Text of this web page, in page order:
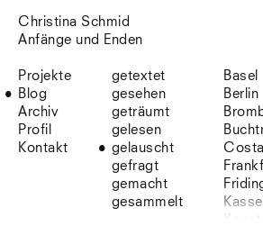
Christina Schmid
Anfänge und Enden
Projekte
Blog
Archiv
Profil
Kontakt
getextet
gesehen
geträumt
gelesen
gelauscht
gefragt
gemacht
gesammelt
Basel
Berlin